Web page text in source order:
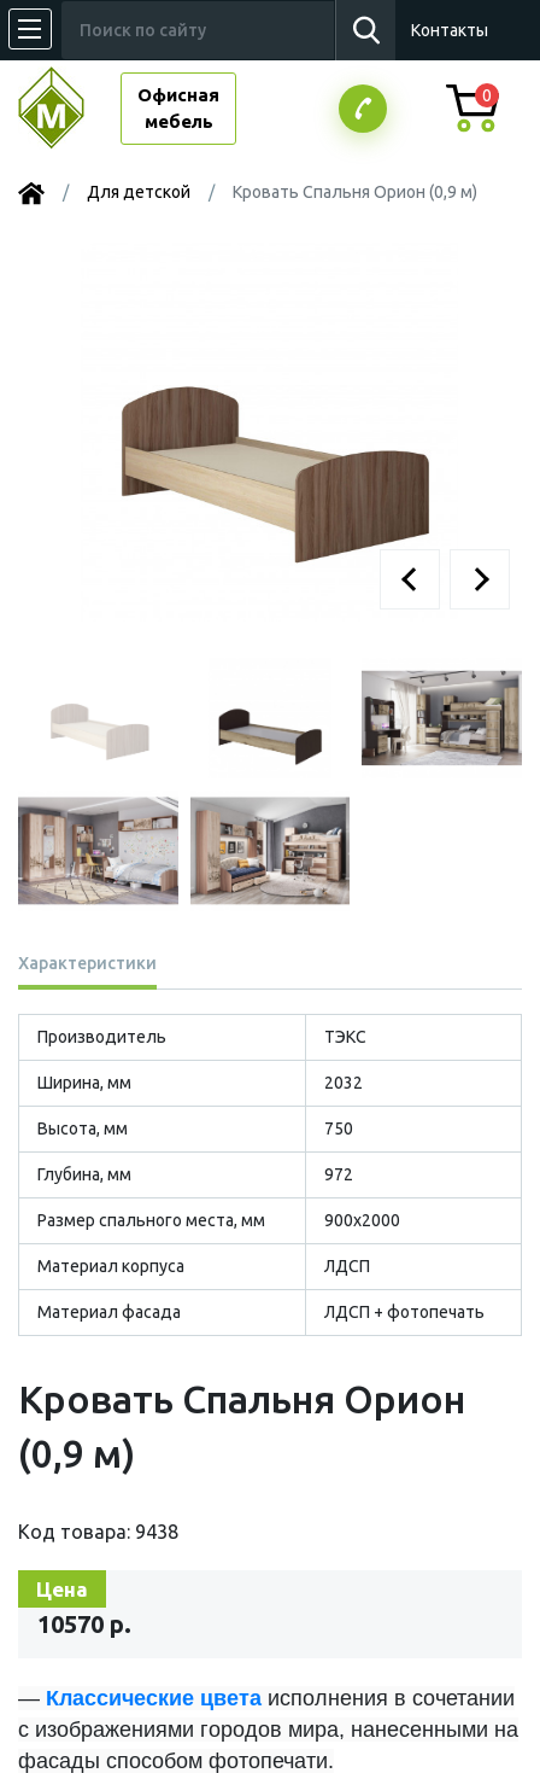
Контакты
Офисная
мебель
0
Для детской Кровать Спальня Орион (0,9 м)
Характеристики
Производитель ТЭКС
Ширина, мм 2032
Высота, мм 750
Глубина, мм 972
Размер cпального места, мм 900х2000
Материал корпуса ЛДСП
Материал фасада ЛДСП + фотопечать
Кровать Спальня Орион
(0,9 м)
Код товара: 9438
Цена
10570 р.
— Классические цвета исполнения в сочетании
с изображениями городов мира, нанесенными на
фасады способом фотопечати.